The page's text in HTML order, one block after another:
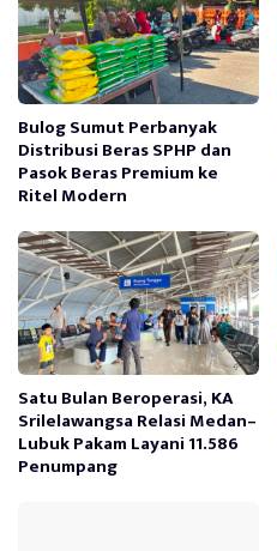
Bulog Sumut Perbanyak
Distribusi Beras SPHP dan
Pasok Beras Premium ke
Ritel Modern
Satu Bulan Beroperasi, KA
Srilelawangsa Relasi Medan–
Lubuk Pakam Layani 11.586
Penumpang